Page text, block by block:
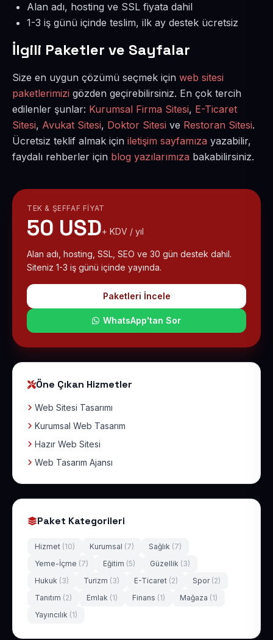
Alan adı, hosting ve SSL fiyata dahil
1-3 iş günü içinde teslim, ilk ay destek ücretsiz
İlgili Paketler ve Sayfalar
Size en uygun çözümü seçmek için web sitesi
paketlerimizi gözden geçirebilirsiniz. En çok tercih
edilenler şunlar: Kurumsal Firma Sitesi, E-Ticaret
Sitesi, Avukat Sitesi, Doktor Sitesi ve Restoran Sitesi.
Ücretsiz teklif almak için iletişim sayfamıza yazabilir,
faydalı rehberler için blog yazılarımıza bakabilirsiniz.
TEK & ŞEFFAF FIYAT
50 USD+ KDV / yıl
Alan adı, hosting, SSL, SEO ve 30 gün destek dahil.
Siteniz 1-3 iş günü içinde yayında.
Paketleri İncele
WhatsApp'tan Sor
Öne Çıkan Hizmetler
Web Sitesi Tasarımı
Kurumsal Web Tasarım
Hazır Web Sitesi
Web Tasarım Ajansı
Paket Kategorileri
Hizmet (10) Kurumsal (7) Sağlık (7)
Yeme-İçme (7) Eğitim (5) Güzellik (3)
Hukuk (3) Turizm (3) E-Ticaret (2) Spor (2)
Tanıtım (2) Emlak (1) Finans (1) Mağaza (1)
Yayıncılık (1)